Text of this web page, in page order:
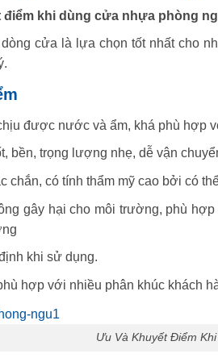
điểm khi dùng cửa nhựa phòng
cửa là lựa chọn tốt nhất cho
được nước và ẩm, khá phù hợp
bền, trọng lượng nhẹ, dễ vận
chắn, có tính thẩm mỹ cao bởi có
gây hại cho môi trường, phù
khi sử dụng.
hợp với nhiều phân khúc khách
Ưu Và Khuyết Điểm